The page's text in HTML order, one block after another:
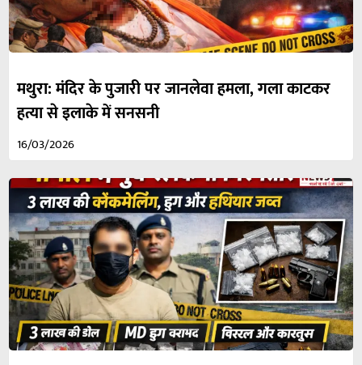
मथुरा: मंदिर के पुजारी पर जानलेवा हमला, गला काटकर
हत्या से इलाके में सनसनी
16/03/2026